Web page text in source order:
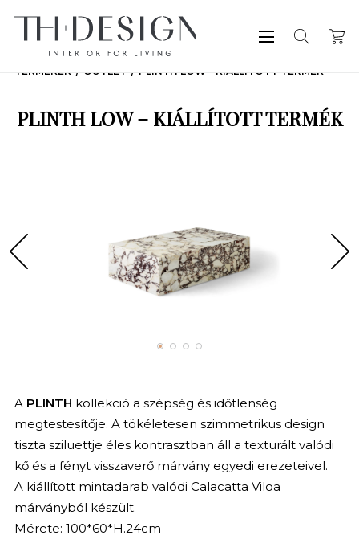
TERMÉKEK OUTLET PLINTH LOW – KIÁLLÍTOTT TERMÉK
PLINTH LOW – KIÁLLÍTOTT TERMÉK
A PLINTH kollekció a szépség és időtlenség
megtestesítője. A tökéletesen szimmetrikus design
tiszta sziluettje éles kontrasztban áll a texturált valódi
kő és a fényt visszaverő márvány egyedi erezeteivel.
A kiállított mintadarab valódi Calacatta Viloa
márványból készült.
Mérete: 100*60*H.24cm